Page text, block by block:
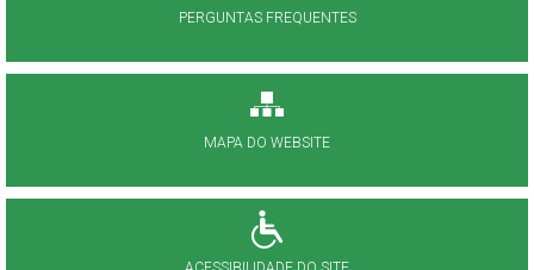
PERGUNTAS FREQUENTES
MAPA DO WEBSITE